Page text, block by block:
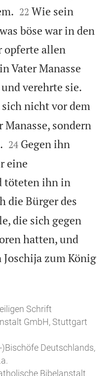


22 Wie sein
böse war in den
opferte allen
Vater Manasse
verehrte sie.
nicht vor dem
Manasse, sondern


24 Gegen ihn
eine
töteten ihn in
die Bürger des
die sich gegen
hatten, und
zum König
Schrift
GmbH, Stuttgart
Deutschlands,
Bibelanstalt